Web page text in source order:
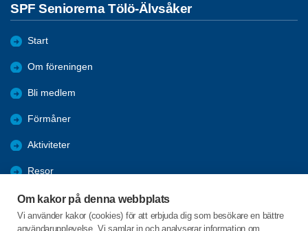
Om kakor på denna webbplats
Vi använder kakor (cookies) för att erbjuda dig som besökare en bättre
användarupplevelse. Vi samlar in och analyserar information om
SPF Seniorerna Tölö-Älvsåker
Start
Om föreningen
Bli medlem
Förmåner
Aktiviteter
Resor
Bildgalleri
Program